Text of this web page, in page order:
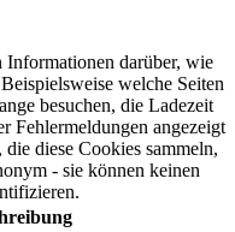
Informationen darüber, wie
welche Seiten
besuchen, die Ladezeit
Fehlermeldungen angezeigt
diese Cookies sammeln,
- sie können keinen